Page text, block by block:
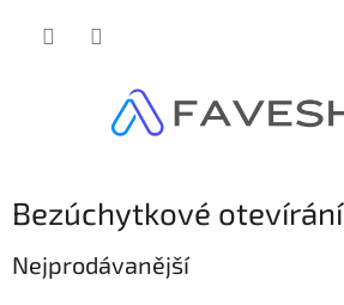
Bezúchytkové otevírání
Nejprodávanější